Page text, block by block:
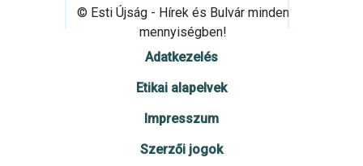
© Esti Újság - Hírek és Bulvár minden
mennyiségben!
Adatkezelés
Etikai alapelvek
Impresszum
Szerzői jogok